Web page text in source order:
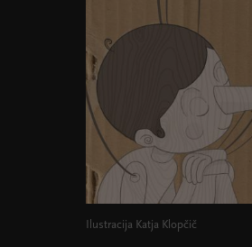
Ilustracija Katja Klopčič